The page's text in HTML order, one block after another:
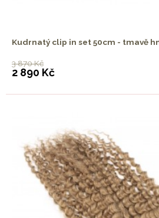
Kudrnatý clip in set 50cm - tmavě
3 870 Kč
2 890 Kč